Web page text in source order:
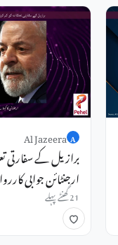
A
Al Jazeera
برازیل کے سفارتی
ارجنٹائن جوابی
21 گھنٹے پہلے